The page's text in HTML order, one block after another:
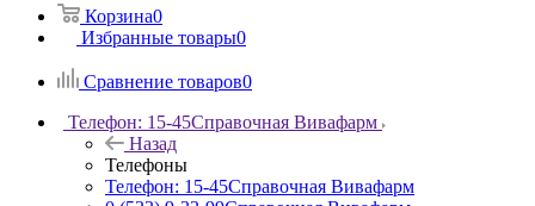
Корзина0
Избранные товары0
Сравнение товаров0
Телефон: 15-45Справочная Вивафарм
Назад
Телефоны
Телефон: 15-45Справочная Вивафарм